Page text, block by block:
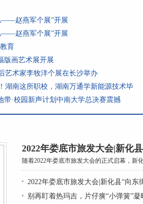
——赵燕军个展”开展
——赵燕军个展”开展
育
版画艺术展开展
艺术家李牧洋个展在长沙举办
湖南这所职校，湖南万通学新能源技术毕
带·校园新声计划中南大学总决赛震撼
2022年娄底市旅发大会|新化
随着2022年娄底市旅发大会的正式启幕，新
2022年娄底市旅发大会|新化县“向东
别再盯着热玛吉，片仔癀“小弹簧”